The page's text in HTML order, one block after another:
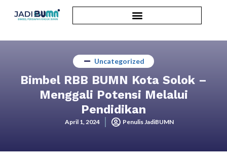
Uncategorized
Bimbel RBB BUMN Kota Solok –
Menggali Potensi Melalui
Pendidikan
April 1, 2024 Penulis JadiBUMN